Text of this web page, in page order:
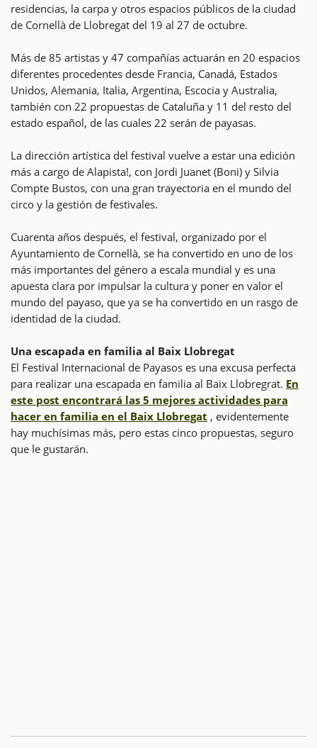
residencias, la carpa y otros espacios públicos de la ciudad
de Cornellà de Llobregat del 19 al 27 de octubre.
Más de 85 artistas y 47 compañías actuarán en 20 espacios
diferentes procedentes desde Francia, Canadá, Estados
Unidos, Alemania, Italia, Argentina, Escocia y Australia,
también con 22 propuestas de Cataluña y 11 del resto del
estado español, de las cuales 22 serán de payasas.
La dirección artística del festival vuelve a estar una edición
más a cargo de Alapista!, con Jordi Juanet (Boni) y Silvia
Compte Bustos, con una gran trayectoria en el mundo del
circo y la gestión de festivales.
Cuarenta años después, el festival, organizado por el
Ayuntamiento de Cornellà, se ha convertido en uno de los
más importantes del género a escala mundial y es una
apuesta clara por impulsar la cultura y poner en valor el
mundo del payaso, que ya se ha convertido en un rasgo de
identidad de la ciudad.
Una escapada en familia al Baix Llobregat
El Festival Internacional de Payasos es una excusa perfecta
para realizar una escapada en familia al Baix Llobregrat. En
este post encontrará las 5 mejores actividades para
hacer en familia en el Baix Llobregat , evidentemente
hay muchísimas más, pero estas cinco propuestas, seguro
que le gustarán.